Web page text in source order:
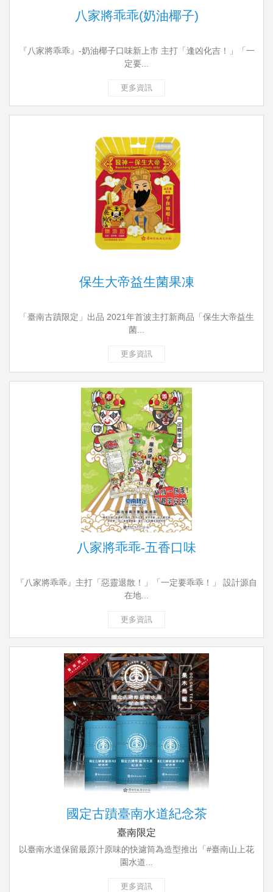
八家將乖乖(奶油椰子)
『八家將乖乖』-奶油椰子口味新上市 主打「逢凶化吉！」「一
定要...
更多資訊
保生大帝益生菌果凍
「臺南古蹟限定」出品 2021年首波主打新商品「保生大帝益生
菌...
更多資訊
八家將乖乖-五香口味
『八家將乖乖』主打「惡靈退散！」「一定要乖乖！」 設計源自
在地...
更多資訊
國定古蹟臺南水道紀念茶
臺南限定
以臺南水道保留最原汁原味的快濾筒為造型推出「#臺南山上花
園水道...
更多資訊